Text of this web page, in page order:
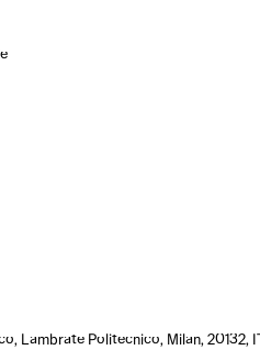
Lambrate Politecnico, Milan, 20132,